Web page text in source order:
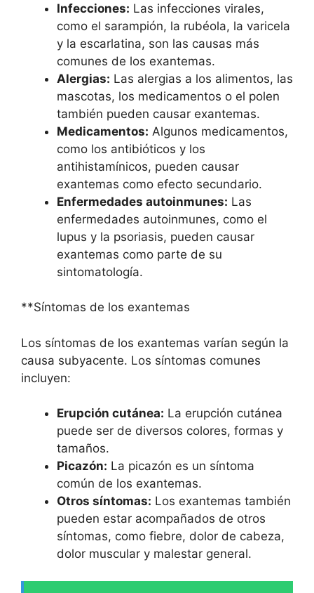
Infecciones: Las infecciones virales,
como el sarampión, la rubéola, la varicela
y la escarlatina, son las causas más
comunes de los exantemas.
Alergias: Las alergias a los alimentos, las
mascotas, los medicamentos o el polen
también pueden causar exantemas.
Medicamentos: Algunos medicamentos,
como los antibióticos y los
antihistamínicos, pueden causar
exantemas como efecto secundario.
Enfermedades autoinmunes: Las
enfermedades autoinmunes, como el
lupus y la psoriasis, pueden causar
exantemas como parte de su
sintomatología.
**Síntomas de los exantemas
Los síntomas de los exantemas varían según la
causa subyacente. Los síntomas comunes
incluyen:
Erupción cutánea: La erupción cutánea
puede ser de diversos colores, formas y
tamaños.
Picazón: La picazón es un síntoma
común de los exantemas.
Otros síntomas: Los exantemas también
pueden estar acompañados de otros
síntomas, como fiebre, dolor de cabeza,
dolor muscular y malestar general.